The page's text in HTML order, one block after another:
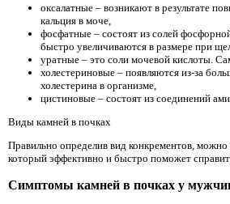
оксалатные – возникают в результате
кальция в моче,
фосфатные – состоят из солей
быстро увеличиваются в размере при
уратные – это соли мочевой кислоты.
холестериновые – появляются из-за
холестерина в организме,
цистиновые – состоят из соединений
Виды камней в почках
Правильно определив вид конкрементов, можно
который эффективно и быстро поможет
Симптомы камней в почках у